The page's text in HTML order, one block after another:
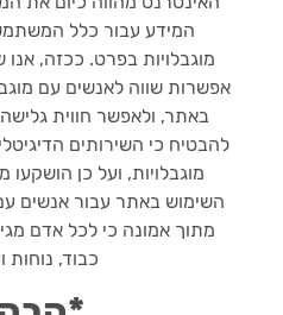
המידע עבור כלל
מוגבלויות בפרט. ככזה,
אפשרות שווה לאנשים עם
באתר, ולאפשר חווית
להבטיח כי השירותים
מוגבלויות, ועל כן
השימוש באתר עבור אנשים
מתוך אמונה כי לכל אדם
כבוד, נוחות